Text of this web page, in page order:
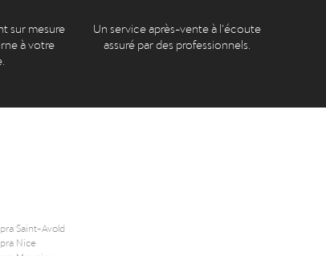
sur mesure
à votre
Un service après-vente à l’écoute
assuré par des professionnels.
Saint-Avold
Nice